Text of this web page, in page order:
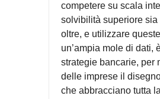
competere su scala
solvibilità superiore
oltre, e utilizzare
un’ampia mole di
strategie bancarie, per
delle imprese il
che abbracciano tutta